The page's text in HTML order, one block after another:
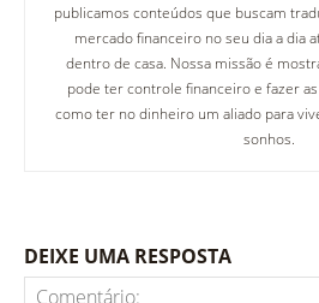
publicamos conteúdos que buscam
mercado financeiro no seu dia a dia
dentro de casa. Nossa missão é
pode ter controle financeiro e fazer
como ter no dinheiro um aliado para
sonhos.
DEIXE UMA RESPOSTA